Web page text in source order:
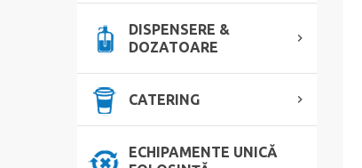
DISPENSERE &
DOZATOARE
CATERING
ECHIPAMENTE UNICĂ